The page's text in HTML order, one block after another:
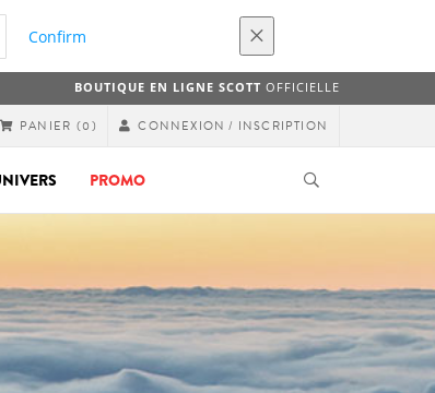
Confirm
BOUTIQUE EN LIGNE SCOTTOFFICIELLE
PANIER (0) CONNEXION / INSCRIPTION
PROMO